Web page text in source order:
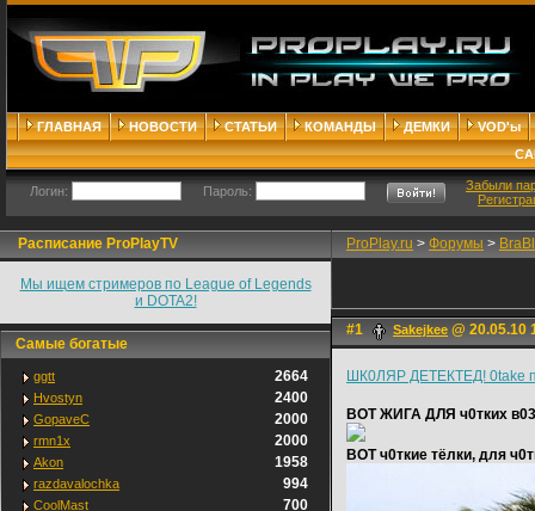
ГЛАВНАЯ НОВОСТИ СТАТЬИ КОМАНДЫ ДЕМКИ
VOD'ы
Логин: Пароль:
Забыли
Расписание ProPlayTV
Мы ищем стримеров по League of Legends
и DOTA2!
Самые богатые
ggtt 2664
Hvostyn 2400
GopaveC 2000
rmn1x 2000
Akon 1958
razdavalochka 994
CoolMast 700
ProPlay.ru > Форумы >
#1 Sakejkee @ 20.05.10
ШК0ЛЯР ДЕТЕКТЕД! 0take
ВОТ ЖИГА ДЛЯ ч0тких
ВОТ ч0ткие тёлки, для